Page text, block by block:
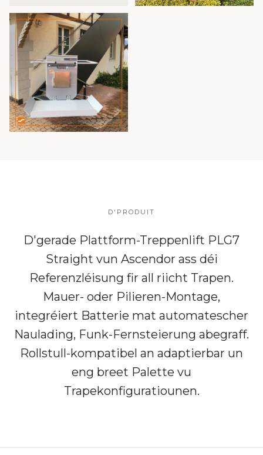
D'PRODUIT
D'gerade Plattform-Treppenlift PLG7
Straight vun Ascendor ass déi
Referenzléisung fir all riicht Trapen.
Mauer- oder Pilieren-Montage,
integréiert Batterie mat automatescher
Naulading, Funk-Fernsteierung abegraff.
Rollstull-kompatibel an adaptierbar un
eng breet Palette vu
Trapekonfiguratiounen.